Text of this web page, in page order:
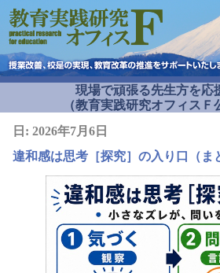
現場で頑張る先生方を応
（教育実践研究オフィスＦ
日: 2026年7月6日
違和感は思考［探究］の入り口（ま